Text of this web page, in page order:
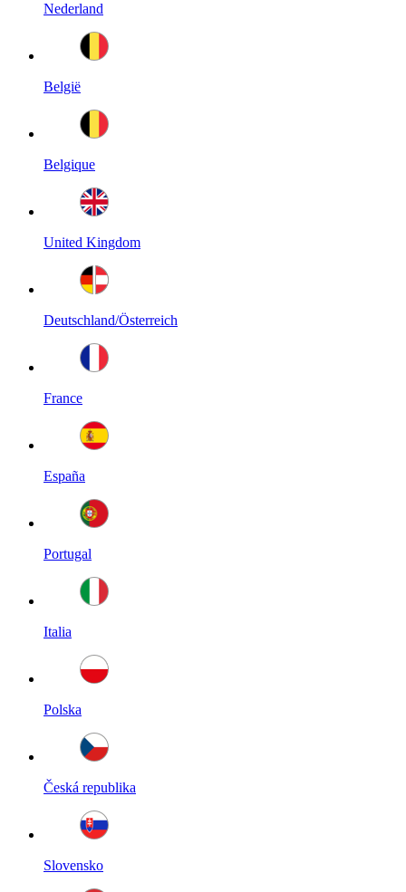
Nederland
België
Belgique
United Kingdom
Deutschland/Österreich
France
España
Portugal
Italia
Polska
Česká republika
Slovensko